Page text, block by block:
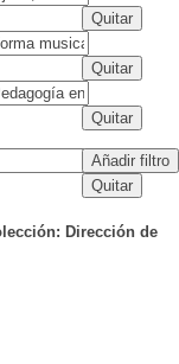
Dirección de